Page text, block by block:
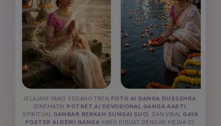
JELAJAHI YANG SEDANG TREN FOTO AI GANGA DUSSEHRA,
SINEMATIK POTRET AI DEVOSIONAL GANGA AARTI,
SPIRITUAL GAMBAR BERKAH SUNGAI SUCI, DAN VIRAL GAYA
POSTER AI DEWI GANGAYANG DIBUAT DENGAN MEDIA.IO.